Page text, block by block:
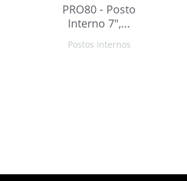
PRO80 - Posto
Interno 7",...
Postos Internos